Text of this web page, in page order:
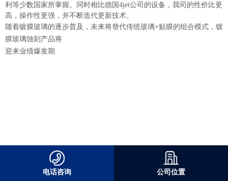
利等少数国家所掌握。同时相比德国4jet公司的设备，我司的性价比更
高，操作性更强，并不断迭代更新技术。
随着镀膜玻璃的逐步普及，未来将替代传统玻璃+贴膜的组合模式，镀
膜玻璃蚀刻产品将
迎来业绩爆发期
电话咨询 公司位置